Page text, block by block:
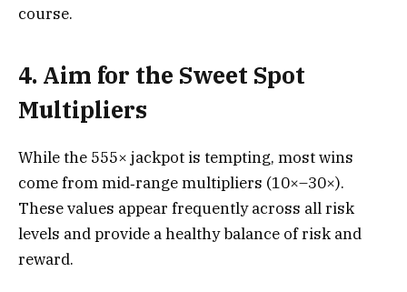
course.
4. Aim for the Sweet Spot
Multipliers
While the 555× jackpot is tempting, most wins
come from mid‑range multipliers (10×–30×).
These values appear frequently across all risk
levels and provide a healthy balance of risk and
reward.